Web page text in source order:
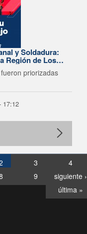
y Soldadura:
Región de Los
priorizadas
17:12
3
4
9
siguiente ›
última »